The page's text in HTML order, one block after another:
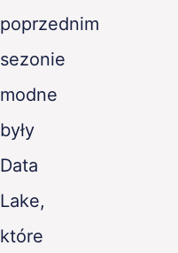
poprzednim
sezonie
modne
były
Data
Lake,
które